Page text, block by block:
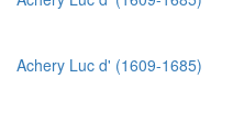
Achery Luc d' (1609-1685)